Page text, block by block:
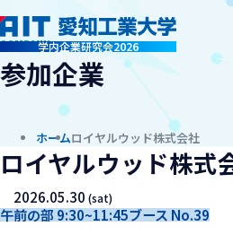
学内企業研究会2026
company
参加企業
ホームロイヤルウッド株式会社
ロイヤルウッド株式
2026.05.30(sat)
午前の部 9:30~11:45ブース No.39